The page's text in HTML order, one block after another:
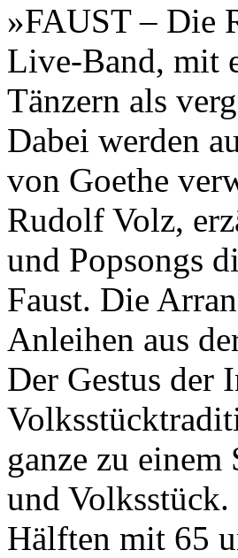
»FAUST – Die
Live-Band, mit
Tänzern als
Dabei werden
von Goethe
Rudolf Volz,
und Popsongs
Faust. Die
Anleihen aus
Der Gestus der
ganze zu
und
Hälften mit 65